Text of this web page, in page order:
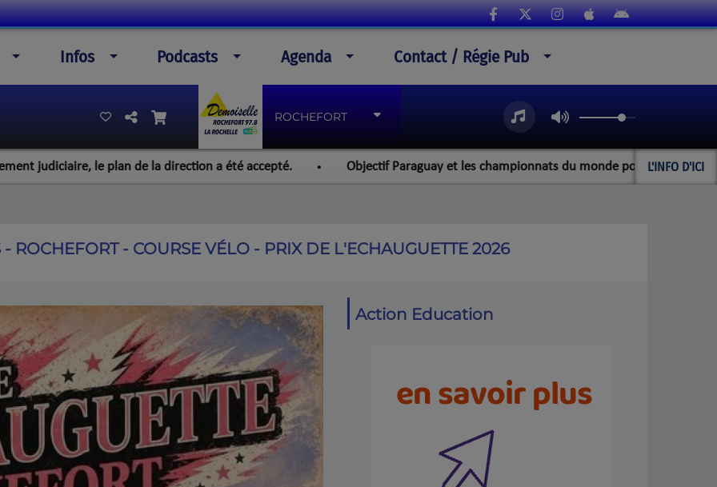
Infos Podcasts Agenda Contact / Régie Pub
ROCHEFORT
L'INFO D'ICI
le plan de la direction a été accepté. Objectif Paraguay et les championnats du monde pour l'équipe rochefortaise
ROCHEFORT - COURSE VÉLO - PRIX DE L'ECHAUGUETTE 2026
Action Education